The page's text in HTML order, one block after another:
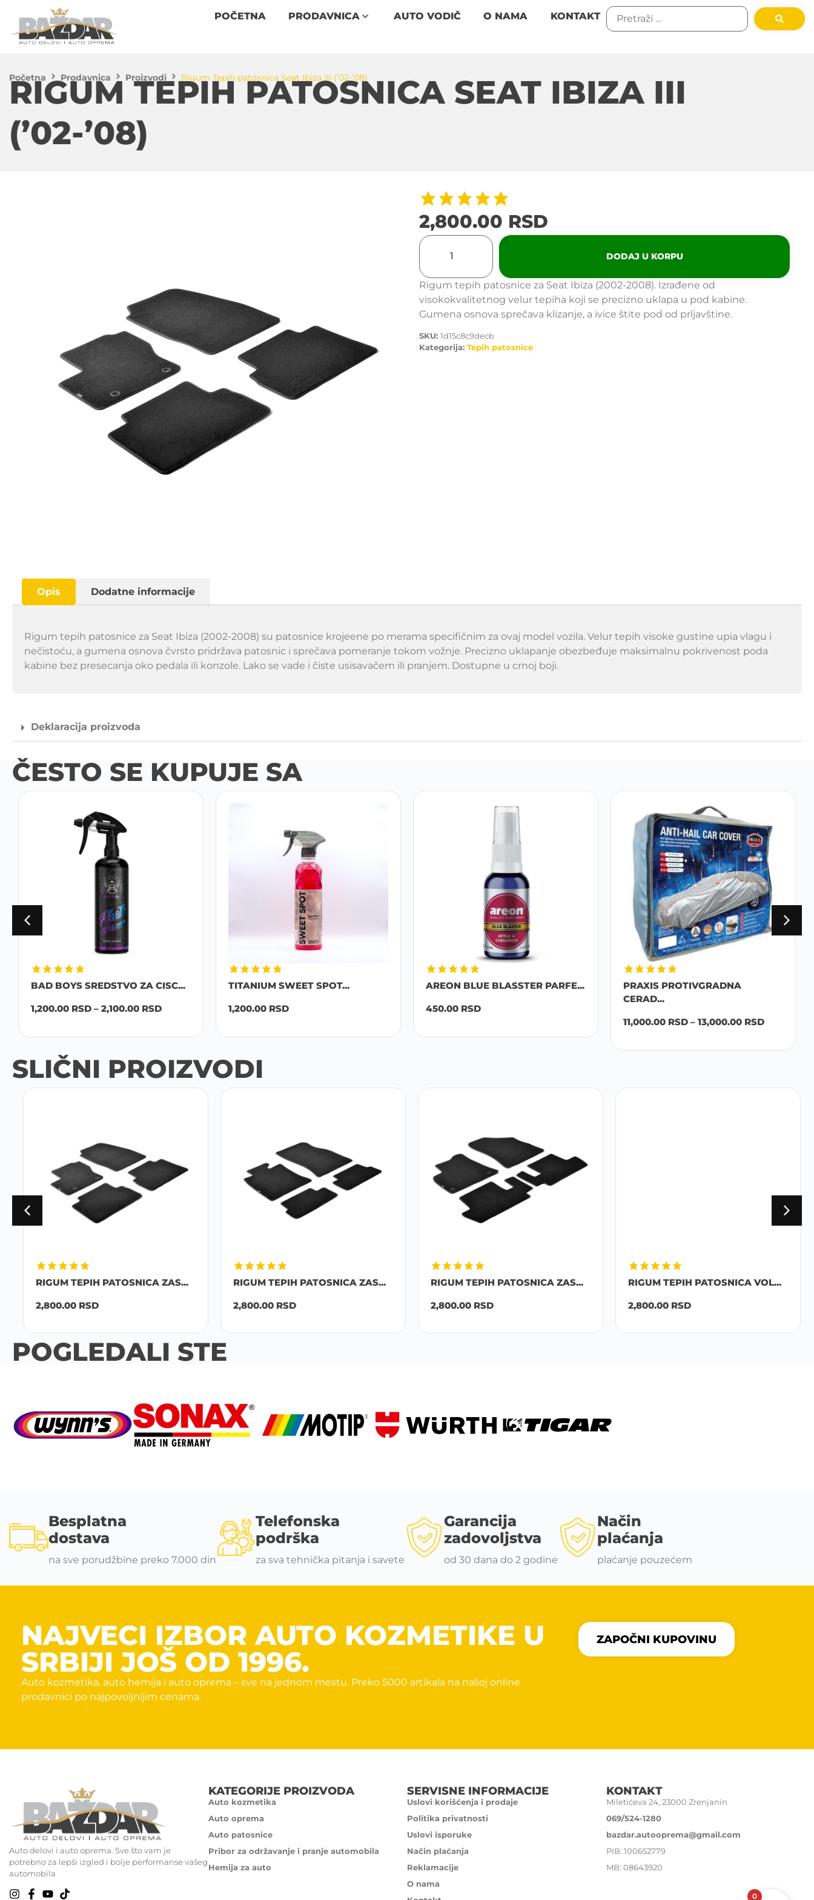
POČETNA PRODAVNICA AUTO VODIČ O NAMA KONTAKT
Početna Prodavnica Proizvodi Rigum Tepih patosnica Seat Ibiza III (’02-’08)
RIGUM TEPIH PATOSNICA SEAT IBIZA III
(’02-’08)
2,800.00 RSD
DODAJ U KORPU
Rigum tepih patosnice za Seat Ibiza (2002-2008). Izrađene od
visokokvalitetnog velur tepiha koji se precizno uklapa u pod kabine.
Gumena osnova sprečava klizanje, a ivice štite pod od prljavštine.
SKU: 1d15c8c9decb
Kategorija: Tepih patosnice
Opis Dodatne informacije
Rigum tepih patosnice za Seat Ibiza (2002-2008) su patosnice krojeene po merama specifičnim za ovaj model vozila. Velur tepih visoke gustine upia vlagu i
nečistoću, a gumena osnova čvrsto pridržava patosnic i sprečava pomeranje tokom vožnje. Precizno uklapanje obezbeđuje maksimalnu pokrivenost poda
kabine bez presecanja oko pedala ili konzole. Lako se vade i čiste usisavačem ili pranjem. Dostupne u crnoj boji.
Deklaracija proizvoda
ČESTO SE KUPUJE SA
BAD BOYS SREDSTVO ZA CISC...
1,200.00 RSD – 2,100.00 RSD
TITANIUM SWEET SPOT...
1,200.00 RSD
AREON BLUE BLASSTER PARFE...
450.00 RSD
PRAXIS PROTIVGRADNA
CERAD...
11,000.00 RSD – 13,000.00 RSD
SLIČNI PROIZVODI
RIGUM TEPIH PATOSNICA ZAS...
2,800.00RSD
RIGUM TEPIH PATOSNICA ZAS...
2,800.00RSD
RIGUM TEPIH PATOSNICA ZAS...
2,800.00RSD
RIGUM TEPIH PATOSNICA VOL...
2,800.00RSD
POGLEDALI STE
Besplatna
dostava
na sve porudžbine preko 7.000 din
Telefonska
podrška
za sva tehnička pitanja i savete
Garancija
zadovoljstva
od 30 dana do 2 godine
Način
plaćanja
plaćanje pouzećem
NAJVECI IZBOR AUTO KOZMETIKE U
SRBIJI JOŠ OD 1996.
Auto kozmetika, auto hemija i auto oprema – sve na jednom mestu. Preko 5000 artikala na našoj online
prodavnici po najpovoljnijim cenama.
ZAPOČNI KUPOVINU
Auto delovi i auto oprema. Sve što vam je
potrebno za lepši izgled i bolje performanse vašeg
automobila
KATEGORIJE PROIZVODA
Auto kozmetika
Auto oprema
Auto patosnice
Pribor za održavanje i pranje automobila
Hemija za auto
SERVISNE INFORMACIJE
Uslovi korišćenja i prodaje
Politika privatnosti
Uslovi isporuke
Način plaćanja
Reklamacije
O nama
KONTAKT
Miletićeva 24, 23000 Zrenjanin
069/524-1280
bazdar.autooprema@gmail.com
PIB: 100652779
MB: 08643920
0